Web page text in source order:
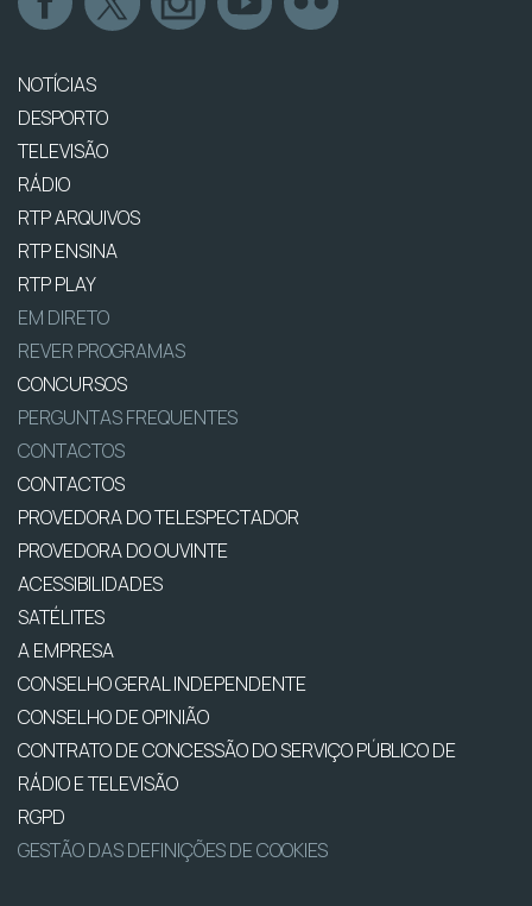
NOTÍCIAS
DESPORTO
TELEVISÃO
RÁDIO
RTP ARQUIVOS
RTP ENSINA
RTP PLAY
EM DIRETO
REVER PROGRAMAS
CONCURSOS
PERGUNTAS FREQUENTES
CONTACTOS
CONTACTOS
PROVEDORA DO TELESPECTADOR
PROVEDORA DO OUVINTE
ACESSIBILIDADES
SATÉLITES
A EMPRESA
CONSELHO GERAL INDEPENDENTE
CONSELHO DE OPINIÃO
CONTRATO DE CONCESSÃO DO SERVIÇO PÚBLICO DE
RÁDIO E TELEVISÃO
RGPD
GESTÃO DAS DEFINIÇÕES DE COOKIES